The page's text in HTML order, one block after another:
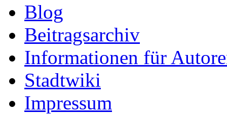
Blog
Beitragsarchiv
Informationen für
Stadtwiki
Impressum